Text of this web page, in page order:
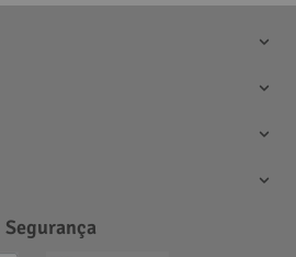
Segurança